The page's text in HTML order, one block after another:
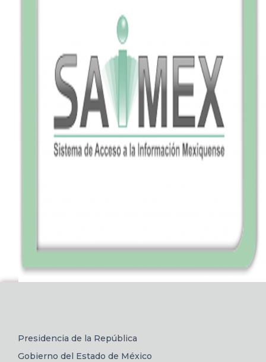
Presidencia de la República
Gobierno del Estado de México